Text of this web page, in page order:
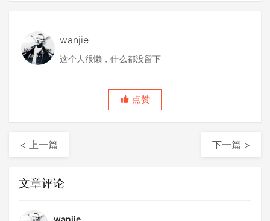
wanjie
这个人很懒，什么都没留下
点赞
< 上一篇 下一篇 >
文章评论